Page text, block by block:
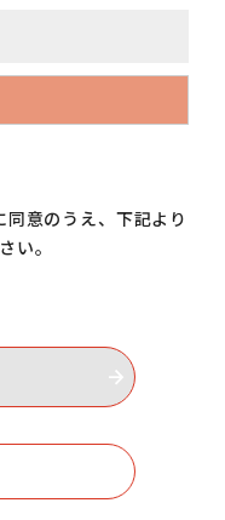
同意のうえ、下記より
い。